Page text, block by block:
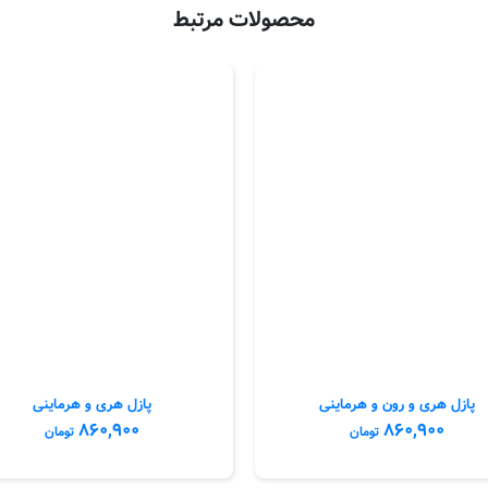
محصولات مرتبط
پازل هری و رون و هرماینی
۸۶۰,۹۰۰ تومان
پازل هری و هرماینی
۸۶۰,۹۰۰ تومان